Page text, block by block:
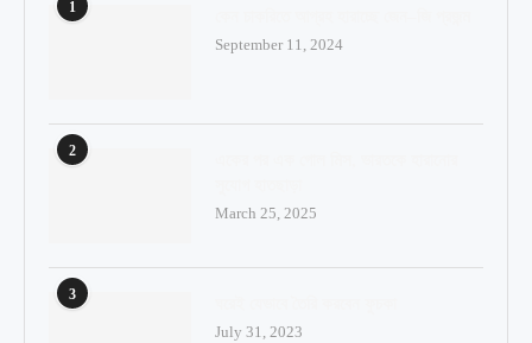
1
September 11, 2024
2
March 25, 2025
3
July 31, 2023